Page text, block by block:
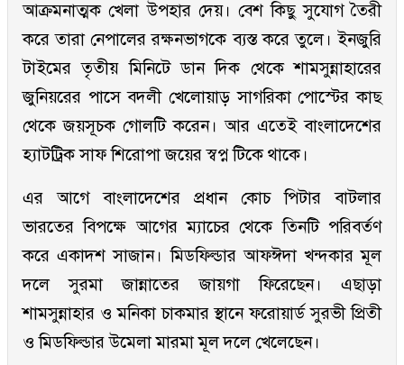
আক্রমনাত্মক খেলা উপহার দেয়। বেশ কিছু সুযোগ তৈরী
করে তারা নেপালের রক্ষনভাগকে ব্যস্ত করে তুলে। ইনজুরি
টাইমের তৃতীয় মিনিটে ডান দিক থেকে শামসুন্নাহারের
জুনিয়রের পাসে বদলী খেলোয়াড় সাগরিকা পোস্টের কাছ
থেকে জয়সূচক গোলটি করেন। আর এতেই বাংলাদেশের
হ্যাটট্রিক সাফ শিরোপা জয়ের স্বপ্ন টিকে থাকে।
এর আগে বাংলাদেশের প্রধান কোচ পিটার বাটলার
ভারতের বিপক্ষে আগের ম্যাচের থেকে তিনটি পরিবর্তণ
করে একাদশ সাজান। মিডফিল্ডার আফঈদা খন্দকার মূল
দলে সুরমা জান্নাতের জায়গা ফিরেছেন। এছাড়া
শামসুন্নাহার ও মনিকা চাকমার স্থানে ফরোয়ার্ড সুরভী প্রিতী
ও মিডফিল্ডার উমেলা মারমা মূল দলে খেলেছেন।